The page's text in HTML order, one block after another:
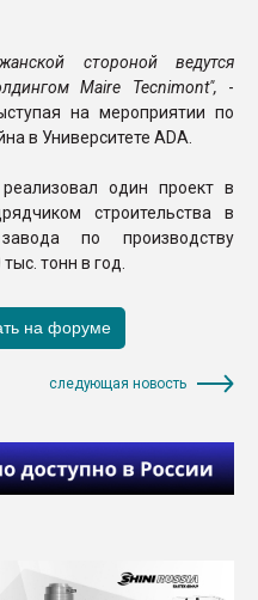
стороной ведутся
Maire Tecnimont", -
на мероприятии по
в Университете ADA.
один проект в
строительства в
по производству
тонн в год.
следующая новость